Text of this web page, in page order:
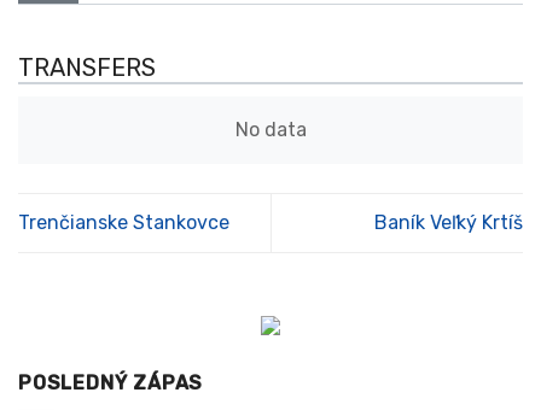
TRANSFERS
No data
Trenčianske Stankovce Baník Veľký Krtíš
POSLEDNÝ ZÁPAS